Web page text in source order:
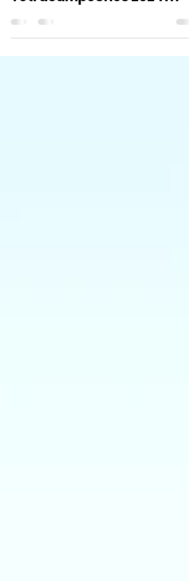
Tetracampeones 2024!!!